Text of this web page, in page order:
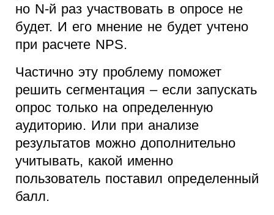
но N-й раз участвовать в опросе не
будет. И его мнение не будет учтено
при расчете NPS.
Частично эту проблему поможет
решить сегментация – если запускать
опрос только на определенную
аудиторию. Или при анализе
результатов можно дополнительно
учитывать, какой именно
пользователь поставил определенный
балл.